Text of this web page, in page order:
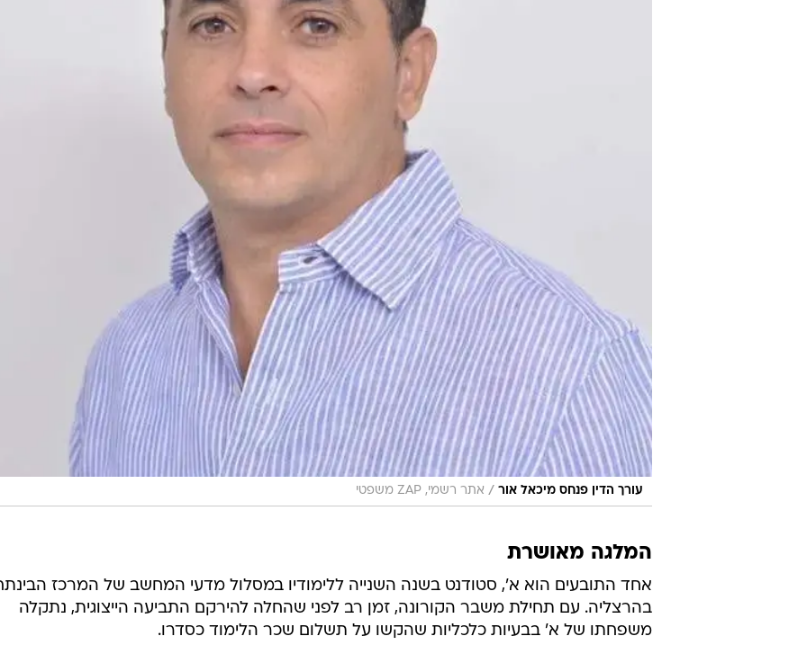
עורך הדין פנחס מיכאל אור / אתר רשמי, ZAP משפטי
המלגה מאושרת
אחד התובעים הוא א', סטודנט בשנה השנייה ללימודיו במסלול מדעי המחשב של המרכז
בהרצליה. עם תחילת משבר הקורונה, זמן רב לפני שהחלה להירקם התביעה הייצוגית, נתקלה
משפחתו של א' בבעיות כלכליות שהקשו על תשלום שכר הלימוד כסדרו.